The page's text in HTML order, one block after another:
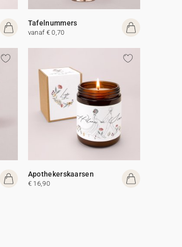
Tafelnummers
vanaf € 0,70
Apothekerskaarsen
€ 16,90